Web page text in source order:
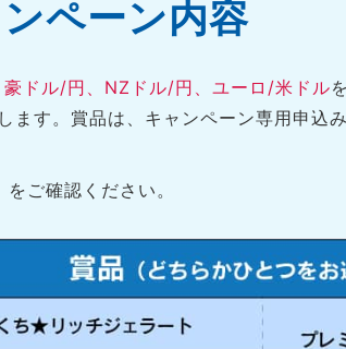
ペーン内容
ドル/円、NZドル/円、ユーロ/米ドル
す。賞品は、キャンペーン専用申込
をご確認ください。